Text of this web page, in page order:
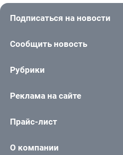
Подписаться на новости
Сообщить новость
Рубрики
Реклама на сайте
Прайс-лист
О компании